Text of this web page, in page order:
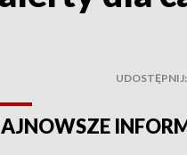
UDOSTĘPNIJ: